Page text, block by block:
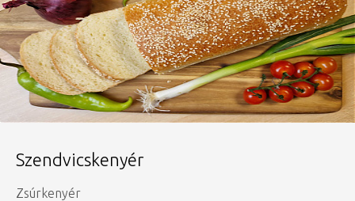
Szendvicskenyér
Zsúrkenyér